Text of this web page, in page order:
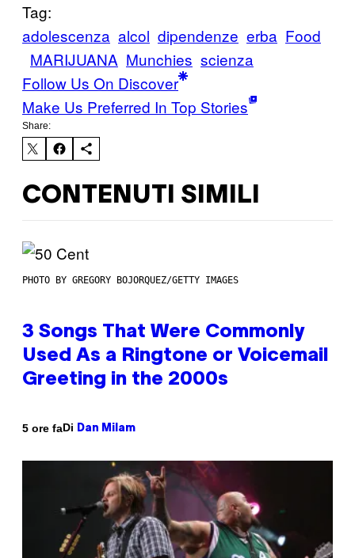
Tag:
adolescenza alcol dipendenze erba Food
MARIJUANA Munchies scienza
Follow Us On Discover
Make Us Preferred In Top Stories
Share:
CONTENUTI SIMILI
PHOTO BY GREGORY BOJORQUEZ/GETTY IMAGES
3 Songs That Were Commonly
Used As a Ringtone or Voicemail
Greeting in the 2000s
5 ore faDi Dan Milam